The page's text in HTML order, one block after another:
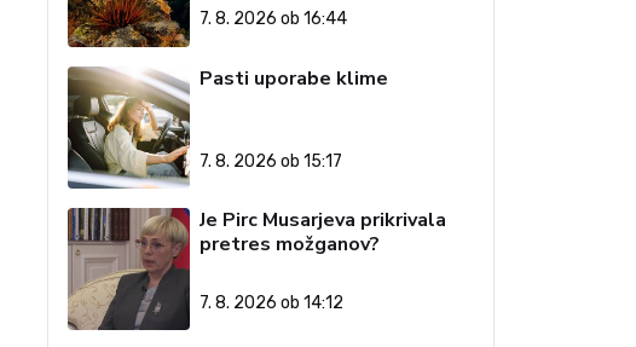
7. 8. 2026 ob 16:44
Pasti uporabe klime
7. 8. 2026 ob 15:17
Je Pirc Musarjeva prikrivala
pretres možganov?
7. 8. 2026 ob 14:12